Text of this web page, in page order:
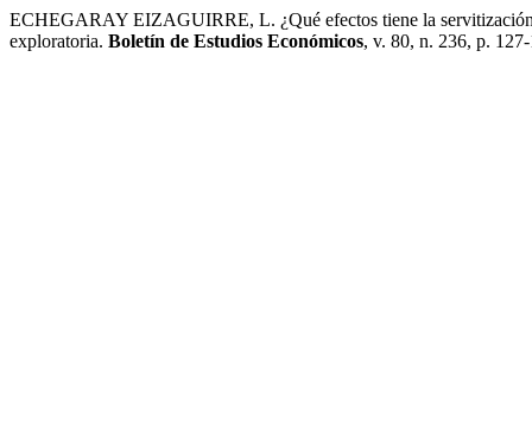
ECHEGARAY EIZAGUIRRE, L. ¿Qué efectos tiene la
exploratoria. Boletín de Estudios Económicos, v. 80, n. 236, p.